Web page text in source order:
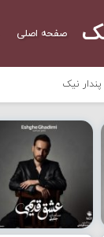
صفحه اصلی
نیک